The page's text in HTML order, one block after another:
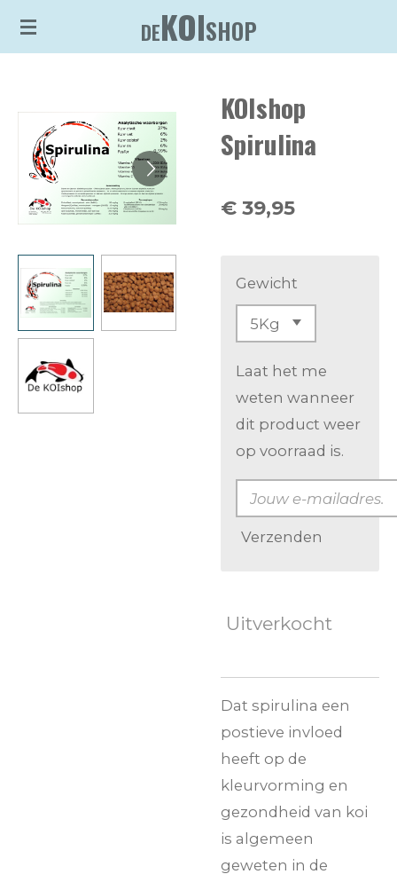
Ga
hoofdinhoud
DEKOISHOP
KOIshop
Spirulina
€ 39,95
Gewicht
Laat het me
weten wanneer
dit product weer
op voorraad is.
Verzenden
Uitverkocht
Dat spirulina een
postieve invloed
heeft op de
kleurvorming en
gezondheid van koi
is algemeen
geweten in de